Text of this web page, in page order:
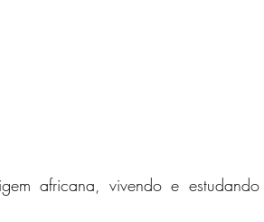
africana, vivendo e